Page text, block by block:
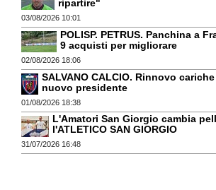
ripartire"
03/08/2026 10:01
POLISP. PETRUS. Panchina a
9 acquisti per migliorare
02/08/2026 18:06
SALVANO CALCIO. Rinnovo
nuovo presidente
01/08/2026 18:38
L'Amatori San Giorgio cambia
l'ATLETICO SAN GIORGIO
31/07/2026 16:48